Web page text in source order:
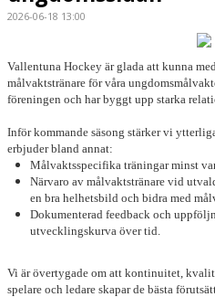
2026-06-18 13:00
Vallentuna Hockey är glada att kunna
målvaktstränare för våra
föreningen och har byggt upp starka
Inför kommande säsong stärker vi
erbjuder bland annat:
Målvaktsspecifika träningar minst
Närvaro av målvaktstränare vid
en bra helhetsbild och bidra med
Dokumenterad feedback och
utvecklingskurva över tid.
Vi är övertygade om att kontinuitet,
spelare och ledare skapar de bästa